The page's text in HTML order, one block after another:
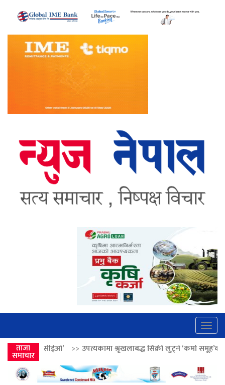
ताजा
समाचार
उपत्यकामा श्रृंखलाबद्ध सिक्री लुट्ने ‘कर्मा समूह’का नाइकेसहित पाँच पक्राउ